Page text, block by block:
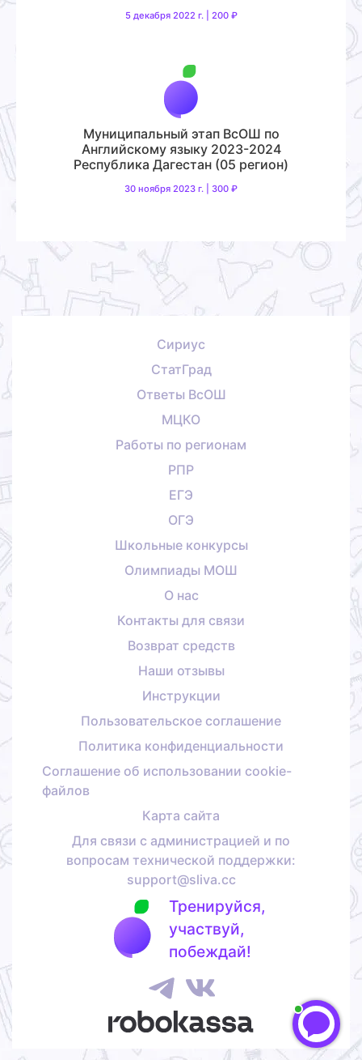
5 декабря 2022 г. | 200 ₽
Муниципальный этап ВсОШ по
Английскому языку 2023-2024
Республика Дагестан (05 регион)
30 ноября 2023 г. | 300 ₽
Сириус
СтатГрад
Ответы ВсОШ
МЦКО
Работы по регионам
РПР
ЕГЭ
ОГЭ
Школьные конкурсы
Олимпиады МОШ
О нас
Контакты для связи
Возврат средств
Наши отзывы
Инструкции
Пользовательское соглашение
Политика конфиденциальности
Соглашение об использовании cookie-
файлов
Карта сайта
Для связи с администрацией и по
вопросам технической поддержки:
support@sliva.cc
Тренируйся,
участвуй,
побеждай!